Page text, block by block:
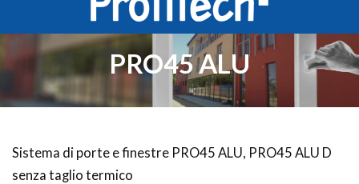
PRO45 ALU
Sistema di porte e finestre PRO45 ALU, PRO45 ALU D
senza taglio termico